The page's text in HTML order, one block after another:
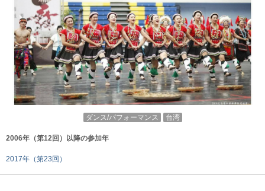
ダンス/パフォーマンス 台湾
2006年（第12回）以降の参加年
2017年（第23回）